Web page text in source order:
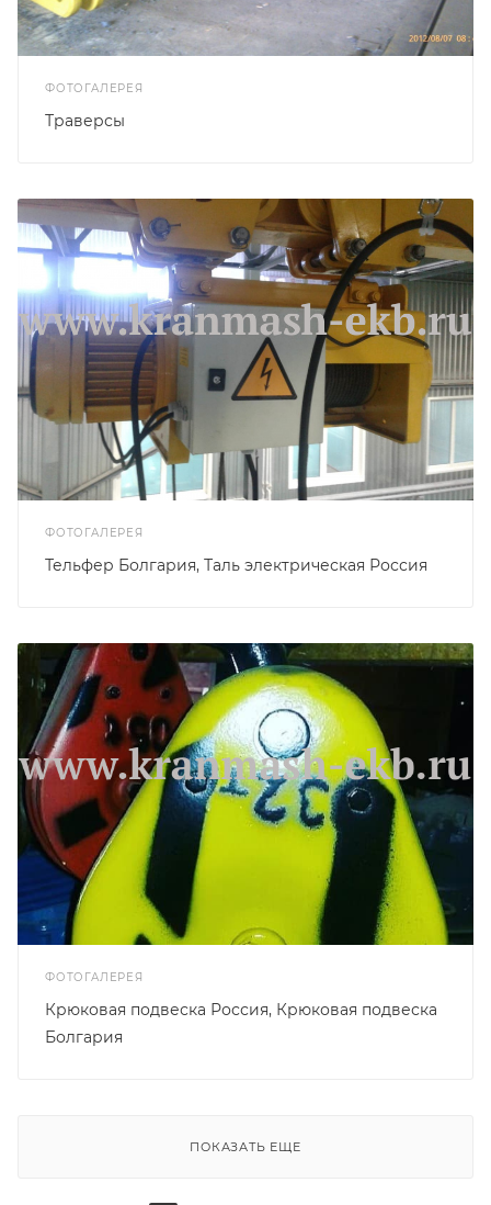
ФОТОГАЛЕРЕЯ
Траверсы
ФОТОГАЛЕРЕЯ
Тельфер Болгария, Таль электрическая Россия
ФОТОГАЛЕРЕЯ
Крюковая подвеска Россия, Крюковая подвеска
Болгария
ПОКАЗАТЬ ЕЩЕ